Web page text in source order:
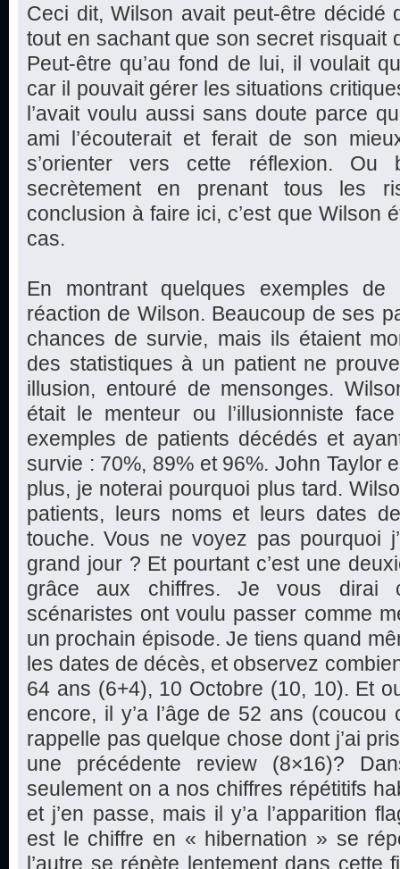
Ceci dit, Wilson avait peut-être décidé
tout en sachant que son secret risquait
Peut-être qu’au fond de lui, il voulait
car il pouvait gérer les situations
l’avait voulu aussi sans doute parce
ami l’écouterait et ferait de son
s’orienter vers cette réflexion.
secrètement en prenant tous les
conclusion à faire ici, c’est que Wilson
cas.
En montrant quelques exemples
réaction de Wilson. Beaucoup de ses
chances de survie, mais ils étaient
des statistiques à un patient ne
illusion, entouré de mensonges.
était le menteur ou l’illusionniste
exemples de patients décédés et
survie : 70%, 89% et 96%. John Taylor
plus, je noterai pourquoi plus tard.
patients, leurs noms et leurs dates
touche. Vous ne voyez pas pourquoi
grand jour ? Et pourtant c’est une
grâce aux chiffres. Je vous dirai
scénaristes ont voulu passer comme
un prochain épisode. Je tiens quand
les dates de décès, et observez
64 ans (6+4), 10 Octobre (10, 10). Et
encore, il y’a l’âge de 52 ans
rappelle pas quelque chose dont j’ai
une précédente review (8×16)?
seulement on a nos chiffres répétitifs
et j’en passe, mais il y’a l’apparition
est le chiffre en « hibernation » se
l’autre se répète lentement dans cette